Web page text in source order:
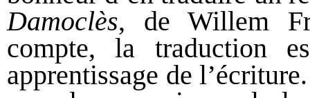
Damoclès, de Willem
compte, la traduction
apprentissage de